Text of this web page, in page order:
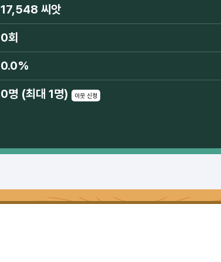
17,548 씨앗
0회
0.0%
0명 (최대 1명) 이웃 신청